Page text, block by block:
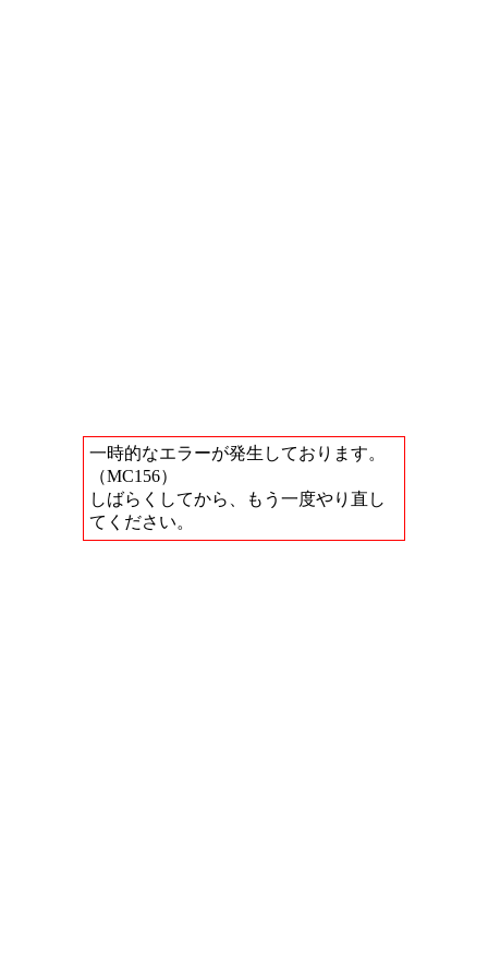
一時的なエラーが発生しております。
（MC156）
しばらくしてから、もう一度やり直し
てください。